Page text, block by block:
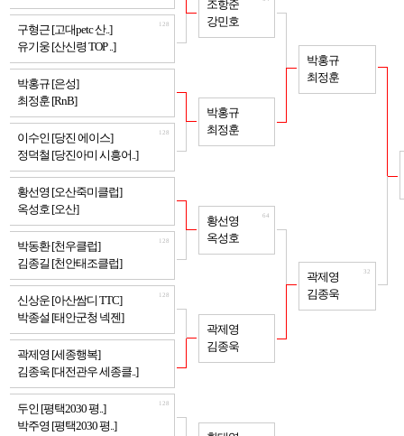
구형근 [고대petc 산..]
유기웅 [산신령 TOP ..]
128
박홍규 [은성]
최정훈 [RnB]
이수인 [당진 에이스]
정덕철 [당진아미 시흥어..]
128
황선영 [오산죽미클럽]
옥성호 [오산]
박동환 [천우클럽]
김종길 [천안태조클럽]
128
신상운 [아산쌈디 TTC]
박종설 [태안군청 넥젠]
128
곽제영 [세종행복]
김종욱 [대전관우 세종클..]
두인 [평택2030 평..]
박주영 [평택2030 평..]
128
조항준
강민호
박홍규
최정훈
황선영
옥성호
64
곽제영
김종욱
박홍규
최정훈
곽제영
김종욱
32